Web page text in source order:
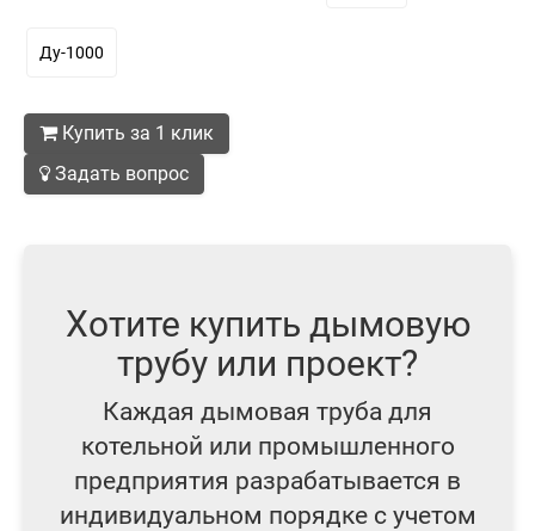
Ду-1000
Купить за 1 клик
Задать вопрос
Хотите купить дымовую
трубу или проект?
Каждая дымовая труба для
котельной или промышленного
предприятия разрабатывается в
индивидуальном порядке с учетом